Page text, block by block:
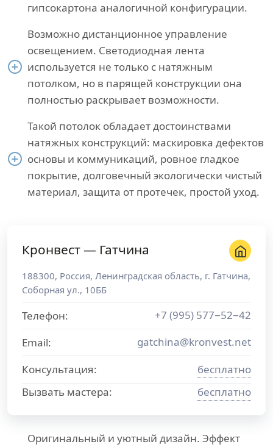
гипсокартона аналогичной конфигурации.
Возможно дистанционное управление
освещением. Светодиодная лента
используется не только с натяжным
потолком, но в парящей конструкции она
полностью раскрывает возможности.
Такой потолок обладает достоинствами
натяжных конструкций: маскировка дефектов
основы и коммуникаций, ровное гладкое
покрытие, долговечный экологически чистый
материал, защита от протечек, простой уход.
Кронвест — Гатчина
188300, Россия, Ленинградская область, г. Гатчина,
Соборная ул., 10ББ
Телефон:
+7 (995) 577−52−42
Email:
gatchina@kronvest.net
Консультация:
бесплатно
Вызвать мастера:
бесплатно
Оригинальный и уютный дизайн. Эффект